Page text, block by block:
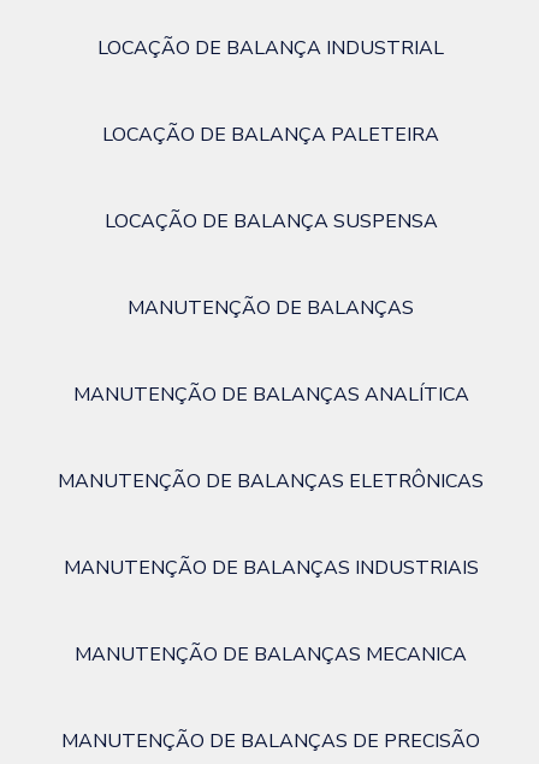
LOCAÇÃO DE BALANÇA INDUSTRIAL
LOCAÇÃO DE BALANÇA PALETEIRA
LOCAÇÃO DE BALANÇA SUSPENSA
MANUTENÇÃO DE BALANÇAS
MANUTENÇÃO DE BALANÇAS ANALÍTICA
MANUTENÇÃO DE BALANÇAS ELETRÔNICAS
MANUTENÇÃO DE BALANÇAS INDUSTRIAIS
MANUTENÇÃO DE BALANÇAS MECANICA
MANUTENÇÃO DE BALANÇAS DE PRECISÃO